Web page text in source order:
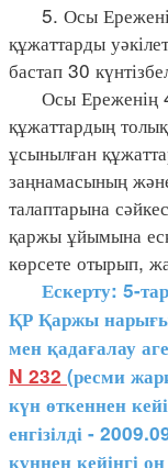
5. Осы Ереженің
құжаттарды
бастап 30
Осы Ереженің
құжаттардың
ұсынылған
заңнамасының
талаптарына
қаржы ұйымына
көрсете отырып,
Ескерту: 5-
ҚР Қаржы
мен қадағалау
N 232 (ресми
күн өткеннен
енгізілді -
күннен кейінгі